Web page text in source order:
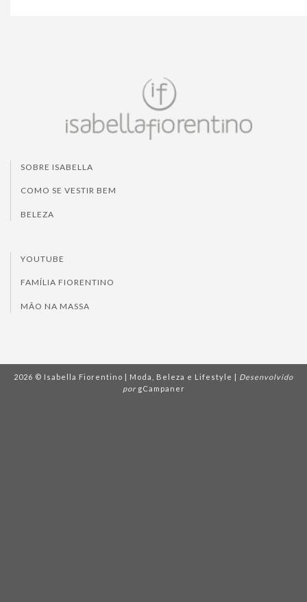
SOBRE ISABELLA
COMO SE VESTIR BEM
BELEZA
YOUTUBE
FAMÍLIA FIORENTINO
MÃO NA MASSA
2026 © Isabella Fiorentino | Moda, Beleza e Lifestyle | Desenvolvido
por gCampaner